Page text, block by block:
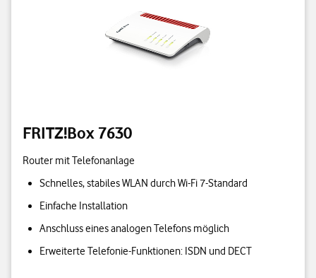
FRITZ!Box 7630
Router mit Telefonanlage
Schnelles, stabiles WLAN durch Wi-Fi 7-Standard
Einfache Installation
Anschluss eines analogen Telefons möglich
Erweiterte Telefonie-Funktionen: ISDN und DECT